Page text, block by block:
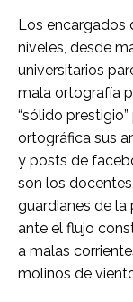
Los encargados
niveles, desde
universitarios
mala ortografía
“sólido
ortográfica sus
y posts de
son los
guardianes de la
ante el flujo
a malas
molinos de